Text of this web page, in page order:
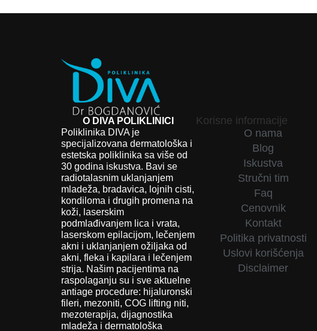
O DIVA POLIKLINICI
Poliklinika DIVA je
specijalizovana dermatološka i
estetska poliklinika sa više od
30 godina iskustva. Bavi se
radiotalasnim uklanjanjem
mladeža, bradavica, lojnih cisti,
kondiloma i drugih promena na
koži, laserskim
podmlađivanjem lica i vrata,
laserskom epilacijom, lečenjem
akni i uklanjanjem ožiljaka od
akni, fleka i kapilara i lečenjem
strija. Našim pacijentima na
raspolaganju su i sve aktuelne
antiage procedure: hijaluronski
fileri, mezoniti, COG lifting niti,
mezoterapija, dijagnostika
mladeža i dermatološka
Korisne informacije
O nama
Blog
Iskustva
Stručni tim
Faq
Cenovnik
Kontakt
Politika privatnosti
Uslovi korišćenja
Disclaimer